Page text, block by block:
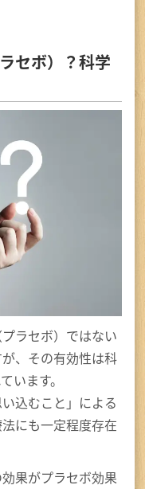
セボ）？科学
ラセボ）ではない
、その有効性は科
います。
込むこと」による
にも一定程度存在
果がプラセボ効果